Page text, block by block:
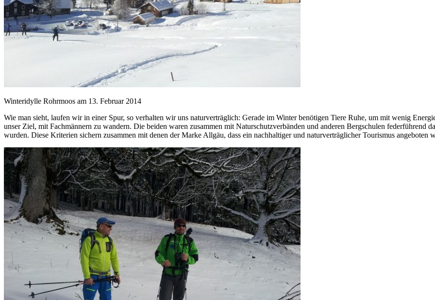
Winteridylle Rohrmoos am 13. Februar 2014
Wie man sieht, laufen wir in einer Spur, so verhalten wir uns naturverträglich: Gerade im Winter benötigen Tiere Ruhe, um mit wenig
unser Ziel, mit Fachmännern zu wandern. Die beiden waren zusammen mit Naturschutzverbänden und anderen Bergschulen federführend
wurden. Diese Kriterien sichern zusammen mit denen der Marke Allgäu, dass ein nachhaltiger und naturverträglicher Tourismus